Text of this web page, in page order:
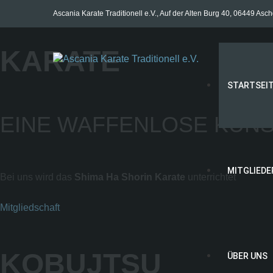
Ascania Karate Traditionell e.V., Auf der Alten Burg 40, 06449
ÜBER UNS
KARATE
EINE WAFFENLOSE
Bei uns wird das Shima Ha Shorin Karate unterrichtet
Mitgliedschaft
KOBUJTSU